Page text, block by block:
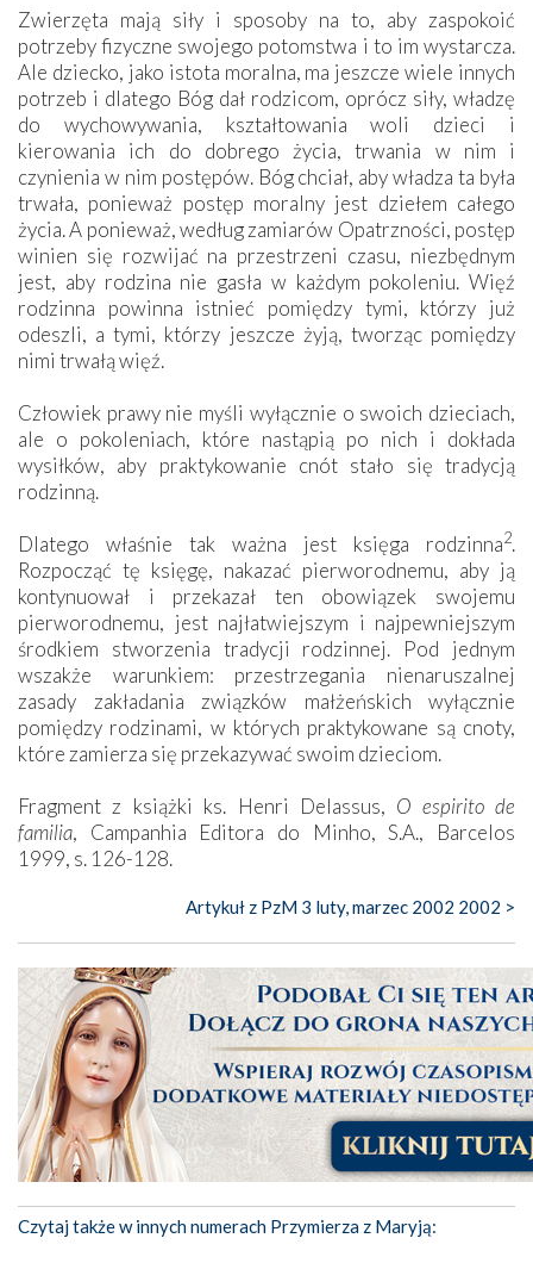
Zwierzęta mają siły i sposoby na to, aby zaspokoić
potrzeby fizyczne swojego potomstwa i to im wystarcza.
Ale dziecko, jako istota moralna, ma jeszcze wiele innych
potrzeb i dlatego Bóg dał rodzicom, oprócz siły, władzę
do wychowywania, kształtowania woli dzieci i
kierowania ich do dobrego życia, trwania w nim i
czynienia w nim postępów. Bóg chciał, aby władza ta była
trwała, ponieważ postęp moralny jest dziełem całego
życia. A ponieważ, według zamiarów Opatrzności, postęp
winien się rozwijać na przestrzeni czasu, niezbędnym
jest, aby rodzina nie gasła w każdym pokoleniu. Więź
rodzinna powinna istnieć pomiędzy tymi, którzy już
odeszli, a tymi, którzy jeszcze żyją, tworząc pomiędzy
nimi trwałą więź.
Człowiek prawy nie myśli wyłącznie o swoich dzieciach,
ale o pokoleniach, które nastąpią po nich i dokłada
wysiłków, aby praktykowanie cnót stało się tradycją
rodzinną.
Dlatego właśnie tak ważna jest księga rodzinna2.
Rozpocząć tę księgę, nakazać pierworodnemu, aby ją
kontynuował i przekazał ten obowiązek swojemu
pierworodnemu, jest najłatwiejszym i najpewniejszym
środkiem stworzenia tradycji rodzinnej. Pod jednym
wszakże warunkiem: przestrzegania nienaruszalnej
zasady zakładania związków małżeńskich wyłącznie
pomiędzy rodzinami, w których praktykowane są cnoty,
które zamierza się przekazywać swoim dzieciom.
Fragment z książki ks. Henri Delassus, O espirito de
familia, Campanhia Editora do Minho, S.A., Barcelos
1999, s. 126-128.
Artykuł z PzM 3 luty, marzec 2002 2002 >
Czytaj także w innych numerach Przymierza z Maryją: